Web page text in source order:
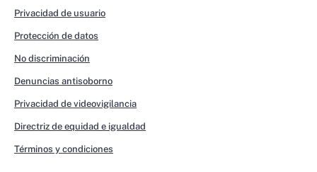
Privacidad de usuario
Protección de datos
No discriminación
Denuncias antisoborno
Privacidad de videovigilancia
Directriz de equidad e igualdad
Términos y condiciones